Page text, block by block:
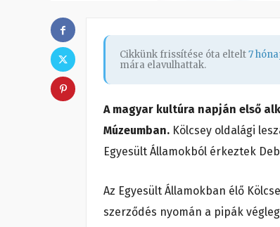
Cikkünk frissítése óta eltelt7
mára elavulhattak.
A magyar kultúra napján első
Múzeumban. Kölcsey oldalági
Egyesült Államokból érkeztek
Az Egyesült Államokban élő
szerződés nyomán a pipák